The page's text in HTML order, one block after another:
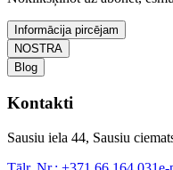
Informācija pircējam
NOSTRA
Blog
Kontakti
Sausiu iela 44, Sausiu